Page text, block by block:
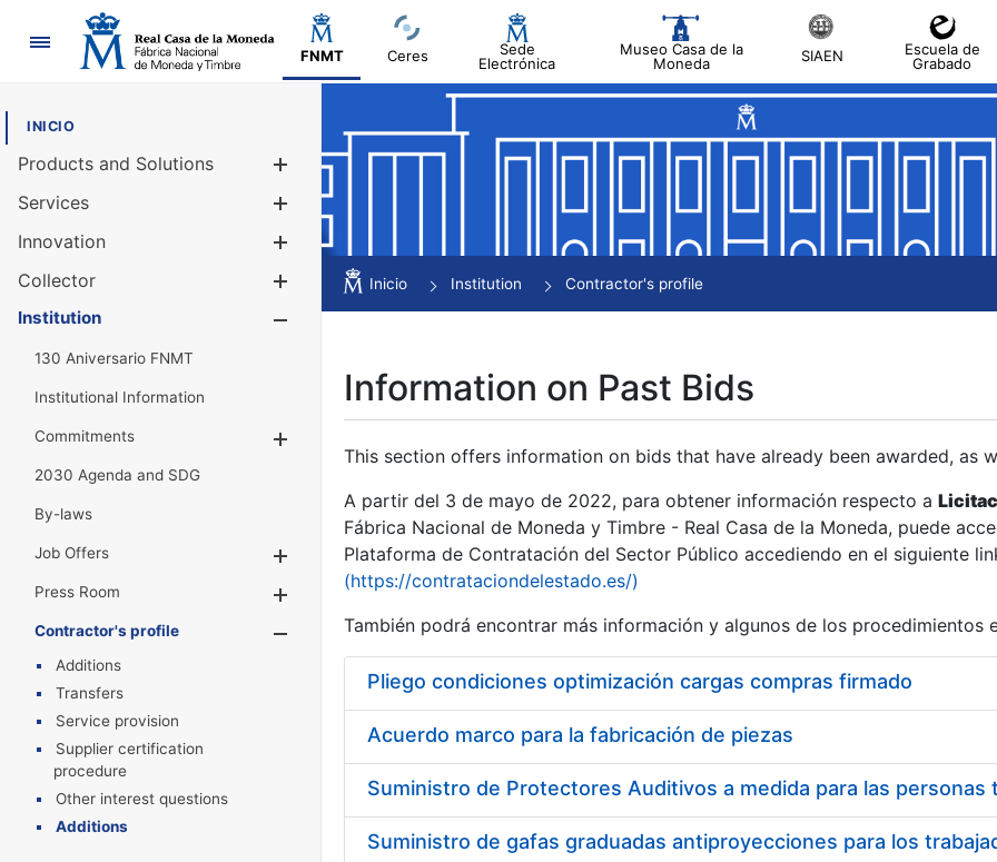
Navigation
FNMT Ceres
Sede
Electrónica
Museo Casa de la
Moneda
SIAEN
Escuela de
Grabado
INICIO
Products and Solutions
Services
Innovation
Collector
Show/Hide
Institution
130 Aniversario FNMT
Institutional Information
Commitments
2030 Agenda and SDG
By-laws
Job Offers
Show/Hide
Press Room
Show/Hide
Contractor's profile
Show/Hide
Additions
Transfers
Service provision
Supplier certification
procedure
Other interest questions
Additions
Inicio Institution Contractor's profile
Information on Past Bids
This section offers information on bids that have already been awarded, as
A partir del 3 de mayo de 2022, para obtener información respecto a
Fábrica Nacional de Moneda y Timbre - Real Casa de la Moneda, puede
Plataforma de Contratación del Sector Público accediendo en el siguiente
(https://contrataciondelestado.es/)
También podrá encontrar más información y algunos de los procedimientos
Pliego condiciones optimización cargas compras firmado
Acuerdo marco para la fabricación de piezas